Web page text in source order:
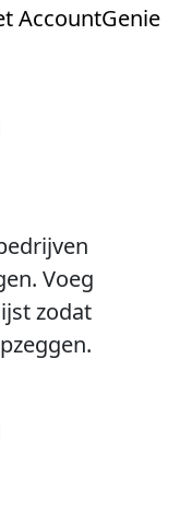
AccountGenie
Voeg
zodat